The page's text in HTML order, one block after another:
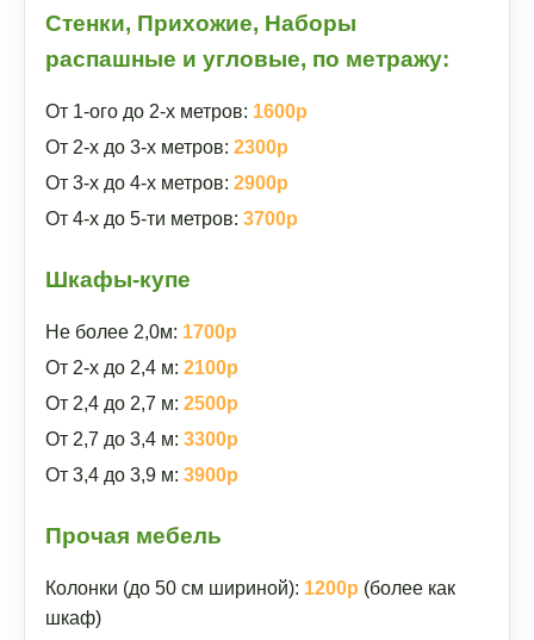
Стенки, Прихожие, Наборы
распашные и угловые, по метражу:
От 1-ого до 2-х метров: 1600р
От 2-х до 3-х метров: 2300р
От 3-х до 4-х метров: 2900р
От 4-х до 5-ти метров: 3700р
Шкафы-купе
Не более 2,0м: 1700р
От 2-х до 2,4 м: 2100р
От 2,4 до 2,7 м: 2500р
От 2,7 до 3,4 м: 3300р
От 3,4 до 3,9 м: 3900р
Прочая мебель
Колонки (до 50 см шириной): 1200р (более как
шкаф)